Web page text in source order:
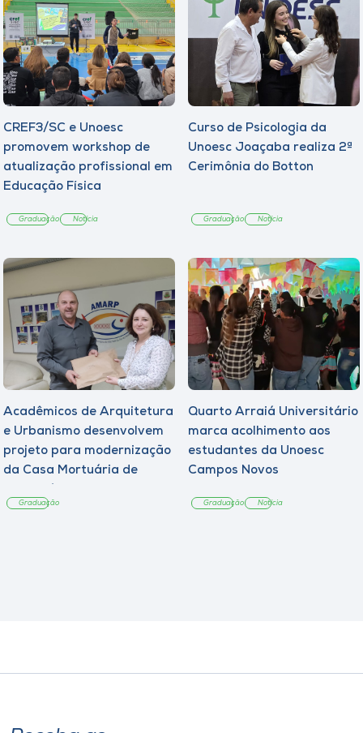
CREF3/SC e Unoesc
promovem workshop de
atualização profissional em
Educação Física
Graduação Notícia
Curso de Psicologia da
Unoesc Joaçaba realiza 2ª
Cerimônia do Botton
Graduação Notícia
Acadêmicos de Arquitetura
e Urbanismo desenvolvem
projeto para modernização
da Casa Mortuária de
Graduação
Quarto Arraiá Universitário
marca acolhimento aos
estudantes da Unoesc
Campos Novos
Graduação Notícia